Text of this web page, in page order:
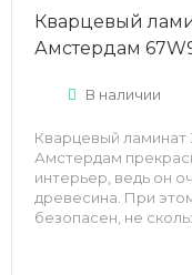
Кварцевый
Амстердам
В наличии
Кварцевый ламинат
Амстердам
интерьер, ведь он
древесина. При
безопасен, не